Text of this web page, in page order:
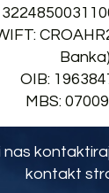
Banka)
OIB:
MBS:
nas
kontakt